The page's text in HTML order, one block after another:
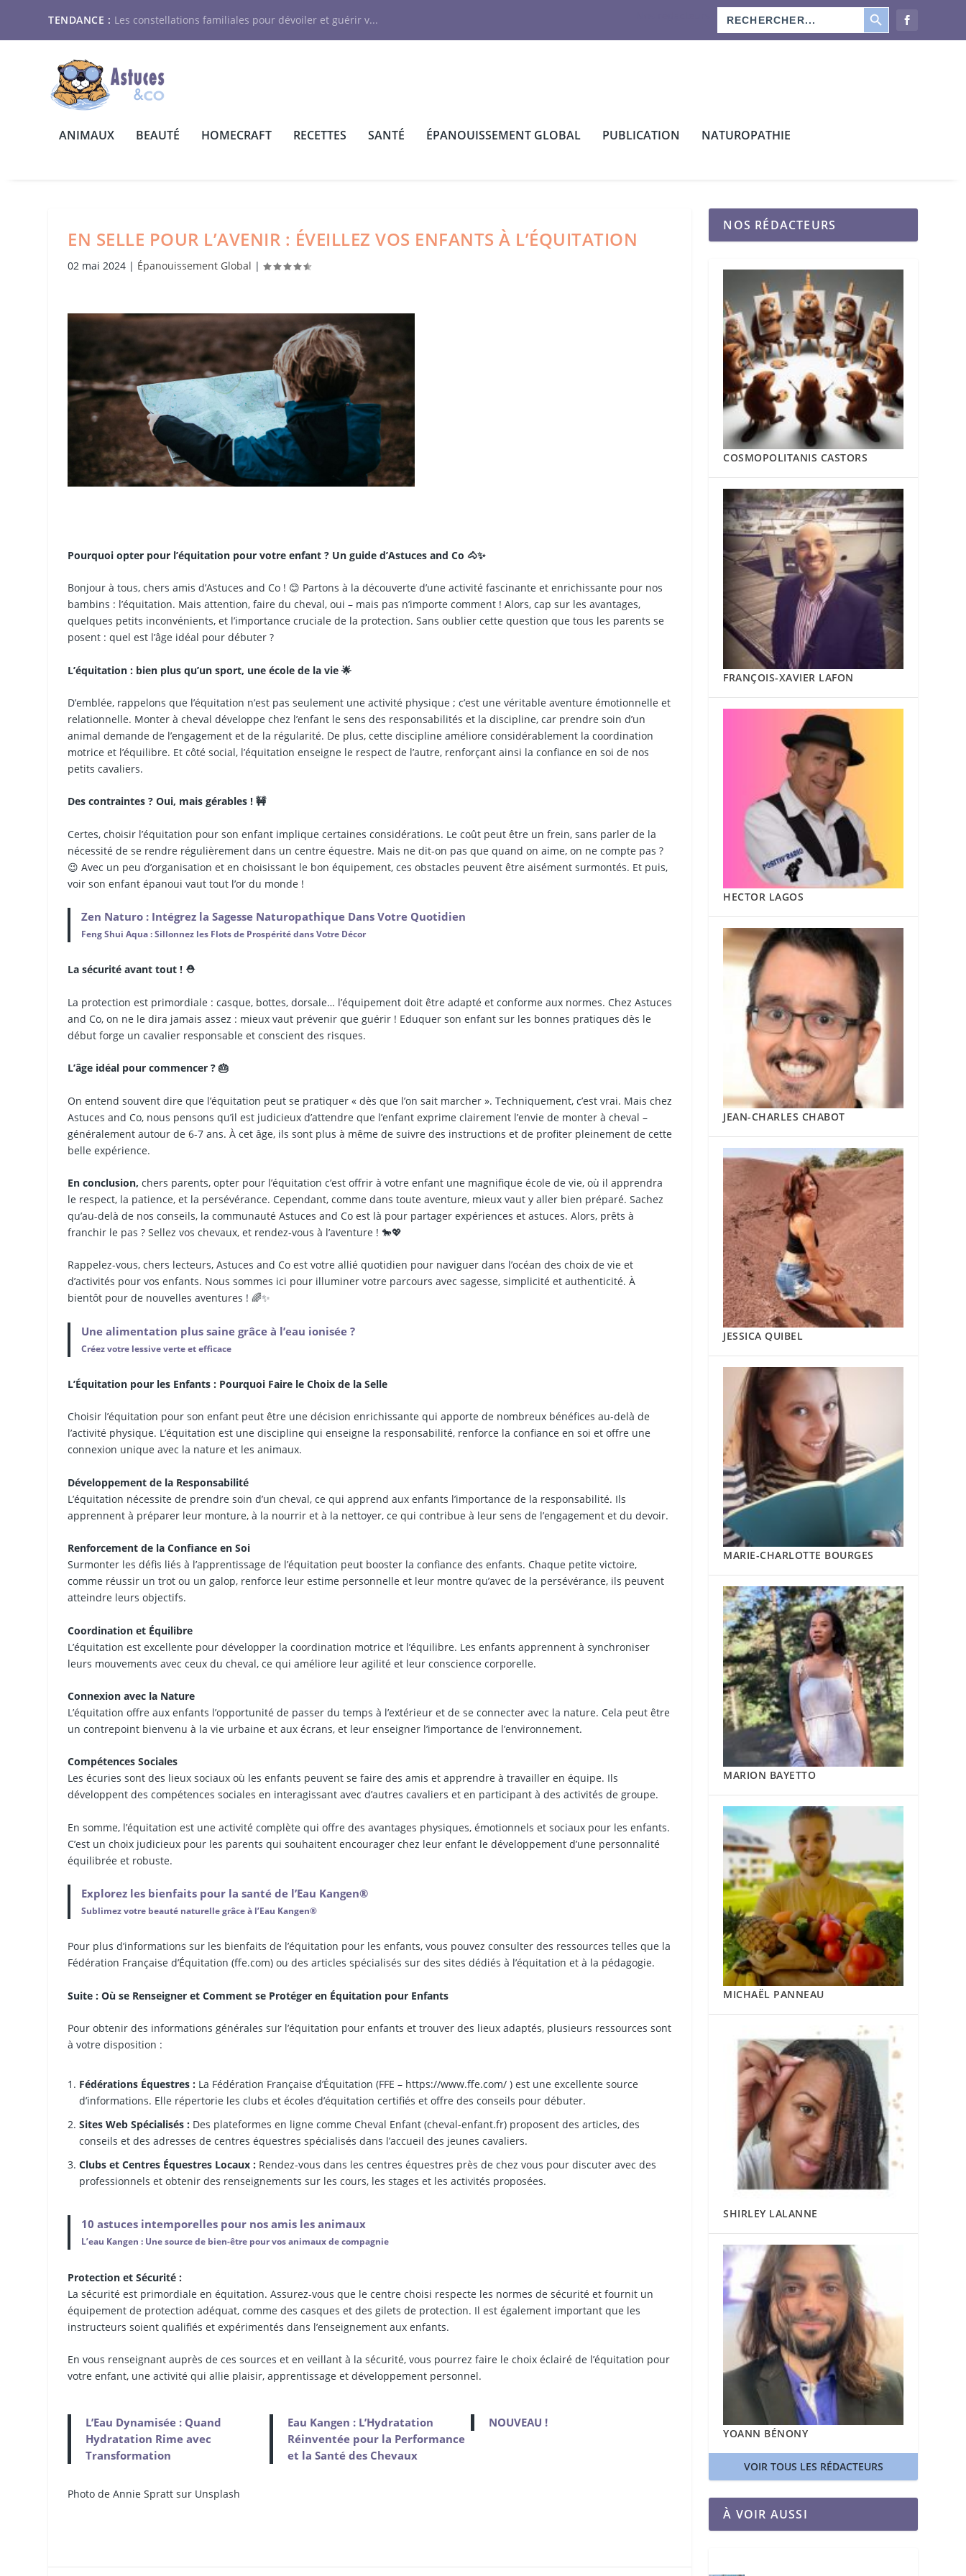
TENDANCE : Les constellations familiales pour dévoiler et guérir v...
Search
for:
SEARCH BUTTON
ANIMAUX BEAUTÉ HOMECRAFT RECETTES SANTÉ ÉPANOUISSEMENT GLOBAL PUBLICATION NATUROPATHIE
EN SELLE POUR L’AVENIR : ÉVEILLEZ VOS ENFANTS À L’ÉQUITATION
02 mai 2024 | Épanouissement Global |
Pourquoi opter pour l’équitation pour votre enfant ? Un guide d’Astuces and Co 🐴✨
Bonjour à tous, chers amis d’Astuces and Co ! 😊 Partons à la découverte d’une activité fascinante et enrichissante pour nos
bambins : l’équitation. Mais attention, faire du cheval, oui – mais pas n’importe comment ! Alors, cap sur les avantages,
quelques petits inconvénients, et l’importance cruciale de la protection. Sans oublier cette question que tous les parents se
posent : quel est l’âge idéal pour débuter ?
L’équitation : bien plus qu’un sport, une école de la vie 🌟
D’emblée, rappelons que l’équitation n’est pas seulement une activité physique ; c’est une véritable aventure émotionnelle et
relationnelle. Monter à cheval développe chez l’enfant le sens des responsabilités et la discipline, car prendre soin d’un
animal demande de l’engagement et de la régularité. De plus, cette discipline améliore considérablement la coordination
motrice et l’équilibre. Et côté social, l’équitation enseigne le respect de l’autre, renforçant ainsi la confiance en soi de nos
petits cavaliers.
Des contraintes ? Oui, mais gérables ! 🚧
Certes, choisir l’équitation pour son enfant implique certaines considérations. Le coût peut être un frein, sans parler de la
nécessité de se rendre régulièrement dans un centre équestre. Mais ne dit-on pas que quand on aime, on ne compte pas ?
😉 Avec un peu d’organisation et en choisissant le bon équipement, ces obstacles peuvent être aisément surmontés. Et puis,
voir son enfant épanoui vaut tout l’or du monde !
Zen Naturo : Intégrez la Sagesse Naturopathique Dans Votre Quotidien
Feng Shui Aqua : Sillonnez les Flots de Prospérité dans Votre Décor
La sécurité avant tout ! ⛑️
La protection est primordiale : casque, bottes, dorsale… l’équipement doit être adapté et conforme aux normes. Chez Astuces
and Co, on ne le dira jamais assez : mieux vaut prévenir que guérir ! Eduquer son enfant sur les bonnes pratiques dès le
début forge un cavalier responsable et conscient des risques.
L’âge idéal pour commencer ? 🎂
On entend souvent dire que l’équitation peut se pratiquer « dès que l’on sait marcher ». Techniquement, c’est vrai. Mais chez
Astuces and Co, nous pensons qu’il est judicieux d’attendre que l’enfant exprime clairement l’envie de monter à cheval –
généralement autour de 6-7 ans. À cet âge, ils sont plus à même de suivre des instructions et de profiter pleinement de cette
belle expérience.
En conclusion, chers parents, opter pour l’équitation c’est offrir à votre enfant une magnifique école de vie, où il apprendra
le respect, la patience, et la persévérance. Cependant, comme dans toute aventure, mieux vaut y aller bien préparé. Sachez
qu’au-delà de nos conseils, la communauté Astuces and Co est là pour partager expériences et astuces. Alors, prêts à
franchir le pas ? Sellez vos chevaux, et rendez-vous à l’aventure ! 🐎💖
Rappelez-vous, chers lecteurs, Astuces and Co est votre allié quotidien pour naviguer dans l’océan des choix de vie et
d’activités pour vos enfants. Nous sommes ici pour illuminer votre parcours avec sagesse, simplicité et authenticité. À
bientôt pour de nouvelles aventures ! 🌈✨
Une alimentation plus saine grâce à l’eau ionisée ?
Créez votre lessive verte et efficace
L’Équitation pour les Enfants : Pourquoi Faire le Choix de la Selle
Choisir l’équitation pour son enfant peut être une décision enrichissante qui apporte de nombreux bénéfices au-delà de
l’activité physique. L’équitation est une discipline qui enseigne la responsabilité, renforce la confiance en soi et offre une
connexion unique avec la nature et les animaux.
Développement de la Responsabilité
L’équitation nécessite de prendre soin d’un cheval, ce qui apprend aux enfants l’importance de la responsabilité. Ils
apprennent à préparer leur monture, à la nourrir et à la nettoyer, ce qui contribue à leur sens de l’engagement et du devoir.
Renforcement de la Confiance en Soi
Surmonter les défis liés à l’apprentissage de l’équitation peut booster la confiance des enfants. Chaque petite victoire,
comme réussir un trot ou un galop, renforce leur estime personnelle et leur montre qu’avec de la persévérance, ils peuvent
atteindre leurs objectifs.
Coordination et Équilibre
L’équitation est excellente pour développer la coordination motrice et l’équilibre. Les enfants apprennent à synchroniser
leurs mouvements avec ceux du cheval, ce qui améliore leur agilité et leur conscience corporelle.
Connexion avec la Nature
L’équitation offre aux enfants l’opportunité de passer du temps à l’extérieur et de se connecter avec la nature. Cela peut être
un contrepoint bienvenu à la vie urbaine et aux écrans, et leur enseigner l’importance de l’environnement.
Compétences Sociales
Les écuries sont des lieux sociaux où les enfants peuvent se faire des amis et apprendre à travailler en équipe. Ils
développent des compétences sociales en interagissant avec d’autres cavaliers et en participant à des activités de groupe.
En somme, l’équitation est une activité complète qui offre des avantages physiques, émotionnels et sociaux pour les enfants.
C’est un choix judicieux pour les parents qui souhaitent encourager chez leur enfant le développement d’une personnalité
équilibrée et robuste.
Explorez les bienfaits pour la santé de l’Eau Kangen®
Sublimez votre beauté naturelle grâce à l’Eau Kangen®
Pour plus d’informations sur les bienfaits de l’équitation pour les enfants, vous pouvez consulter des ressources telles que la
Fédération Française d’Équitation (ffe.com) ou des articles spécialisés sur des sites dédiés à l’équitation et à la pédagogie.
Suite : Où se Renseigner et Comment se Protéger en Équitation pour Enfants
Pour obtenir des informations générales sur l’équitation pour enfants et trouver des lieux adaptés, plusieurs ressources sont
à votre disposition :
Fédérations Équestres : La Fédération Française d’Équitation (FFE – https://www.ffe.com/ ) est une excellente source
d’informations. Elle répertorie les clubs et écoles d’équitation certifiés et offre des conseils pour débuter.
Sites Web Spécialisés : Des plateformes en ligne comme Cheval Enfant (cheval-enfant.fr) proposent des articles, des
conseils et des adresses de centres équestres spécialisés dans l’accueil des jeunes cavaliers.
Clubs et Centres Équestres Locaux : Rendez-vous dans les centres équestres près de chez vous pour discuter avec des
professionnels et obtenir des renseignements sur les cours, les stages et les activités proposées.
10 astuces intemporelles pour nos amis les animaux
L’eau Kangen : Une source de bien-être pour vos animaux de compagnie
Protection et Sécurité :
La sécurité est primordiale en équitation. Assurez-vous que le centre choisi respecte les normes de sécurité et fournit un
équipement de protection adéquat, comme des casques et des gilets de protection. Il est également important que les
instructeurs soient qualifiés et expérimentés dans l’enseignement aux enfants.
En vous renseignant auprès de ces sources et en veillant à la sécurité, vous pourrez faire le choix éclairé de l’équitation pour
votre enfant, une activité qui allie plaisir, apprentissage et développement personnel.
L’Eau Dynamisée : Quand
Hydratation Rime avec
Transformation
Eau Kangen : L’Hydratation
Réinventée pour la Performance
et la Santé des Chevaux
NOUVEAU !
Photo de Annie Spratt sur Unsplash
NOS RÉDACTEURS
COSMOPOLITANIS CASTORS
FRANÇOIS-XAVIER LAFON
HECTOR LAGOS
JEAN-CHARLES CHABOT
JESSICA QUIBEL
MARIE-CHARLOTTE BOURGES
MARION BAYETTO
MICHAËL PANNEAU
SHIRLEY LALANNE
YOANN BÉNONY
VOIR TOUS LES RÉDACTEURS
À VOIR AUSSI